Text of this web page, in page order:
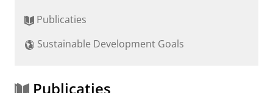
r
h
r
Publicaties
Sustainable Development Goals
Publicaties